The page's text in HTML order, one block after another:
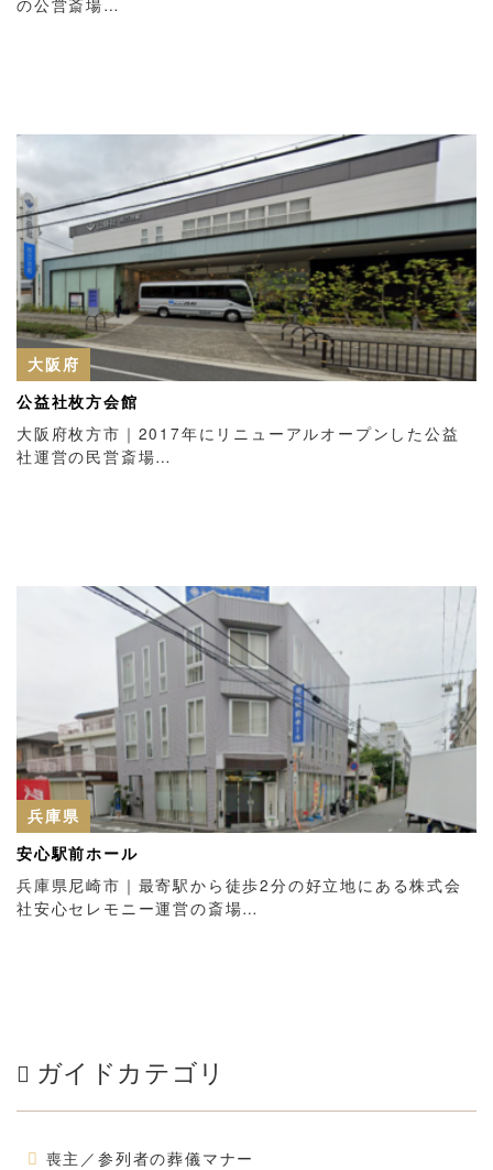
の公営斎場…
大阪府
公益社枚方会館
大阪府枚方市｜2017年にリニューアルオープンした公益
社運営の民営斎場…
兵庫県
安心駅前ホール
兵庫県尼崎市｜最寄駅から徒歩2分の好立地にある株式会
社安心セレモニー運営の斎場…
ガイドカテゴリ
喪主／参列者の葬儀マナー